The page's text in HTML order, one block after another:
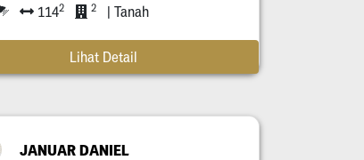
1142 2 | Tanah
Lihat Detail
JANUAR DANIEL